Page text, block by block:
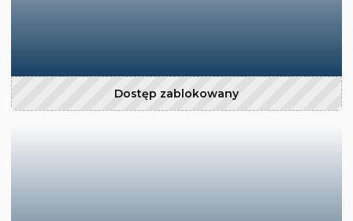
Dostęp zablokowany